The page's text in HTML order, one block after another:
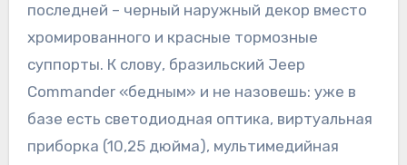
последней – черный наружный декор вместо
хромированного и красные тормозные
суппорты. К слову, бразильский Jeep
Commander «бедным» и не назовешь: уже в
базе есть светодиодная оптика, виртуальная
приборка (10,25 дюйма), мультимедийная